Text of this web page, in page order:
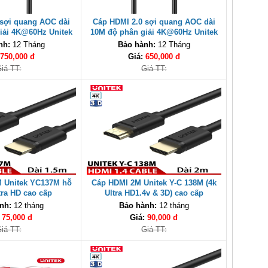
quang AOC dài
4K@60Hz Unitek
15M cao cấp
12 Tháng
750,000 đ
TT:
Cáp HDMI 2.0 sợi quang AOC dài
10M độ phân giải 4K@60Hz Unitek
C11072BK-10M cao cấp
Bảo hành: 12 Tháng
Giá: 650,000 đ
Giá TT:
Unitek YC137M hỗ
HD cao cấp
12 tháng
75,000 đ
TT:
Cáp HDMI 2M Unitek Y-C 138M (4k
Ultra HD1.4v & 3D) cao cấp
Bảo hành: 12 tháng
Giá: 90,000 đ
Giá TT: